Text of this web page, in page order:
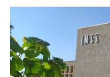
EL EXACTO
EXA INFORMA
GLOBO
CONTEXTOS
DIÁLOGOS CON LA
PC29
ACTUALIDADES GREM